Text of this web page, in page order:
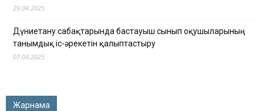
29.04.2025
Дүниетану сабақтарында бастауыш сынып оқушыларының
танымдық іс-әрекетін қалыптастыру
07.04.2025
Жарнама